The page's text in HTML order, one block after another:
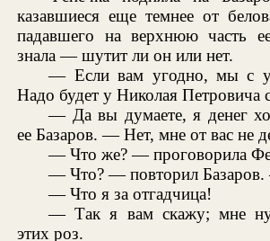
казавшиеся еще темнее от
падавшего на верхнюю часть
знала — шутит ли он или нет.
— Если вам угодно, мы с
Надо будет у Николая Петровича
— Да вы думаете, я денег
ее Базаров. — Нет, мне от вас не
— Что же? — проговорила
— Что? — повторил Базаров.
— Что я за отгадчица!
— Так я вам скажу; мне
этих роз.